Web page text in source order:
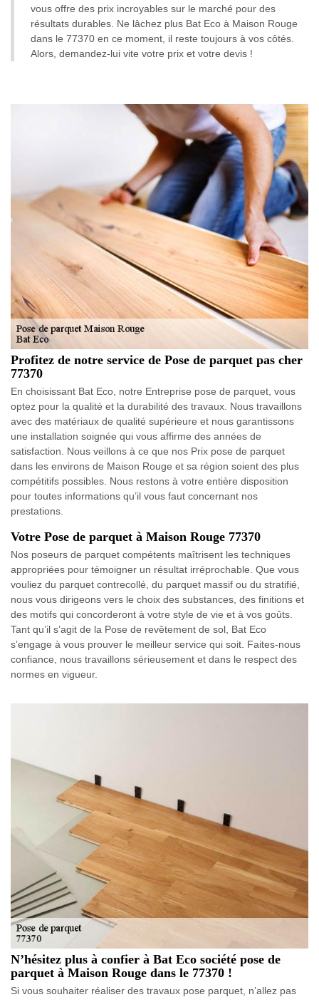
vous offre des prix incroyables sur le marché pour des
résultats durables. Ne lâchez plus Bat Eco à Maison Rouge
dans le 77370 en ce moment, il reste toujours à vos côtés.
Alors, demandez-lui vite votre prix et votre devis !
Profitez de notre service de Pose de parquet pas cher
77370
En choisissant Bat Eco, notre Entreprise pose de parquet, vous
optez pour la qualité et la durabilité des travaux. Nous travaillons
avec des matériaux de qualité supérieure et nous garantissons
une installation soignée qui vous affirme des années de
satisfaction. Nous veillons à ce que nos Prix pose de parquet
dans les environs de Maison Rouge et sa région soient des plus
compétitifs possibles. Nous restons à votre entière disposition
pour toutes informations qu’il vous faut concernant nos
prestations.
Votre Pose de parquet à Maison Rouge 77370
Nos poseurs de parquet compétents maîtrisent les techniques
appropriées pour témoigner un résultat irréprochable. Que vous
vouliez du parquet contrecollé, du parquet massif ou du stratifié,
nous vous dirigeons vers le choix des substances, des finitions et
des motifs qui concorderont à votre style de vie et à vos goûts.
Tant qu’il s’agit de la Pose de revêtement de sol, Bat Eco
s’engage à vous prouver le meilleur service qui soit. Faites-nous
confiance, nous travaillons sérieusement et dans le respect des
normes en vigueur.
N’hésitez plus à confier à Bat Eco société pose de
parquet à Maison Rouge dans le 77370 !
Si vous souhaiter réaliser des travaux pose parquet, n’allez pas